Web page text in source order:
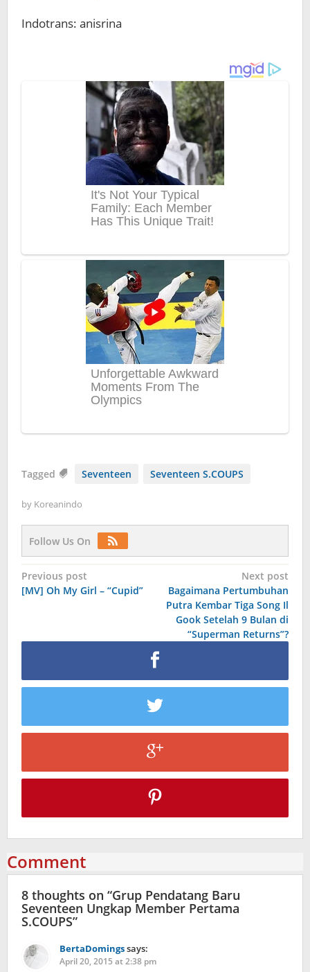
Indotrans: anisrina
Tagged Seventeen Seventeen S.COUPS
by Koreanindo
Follow Us On
Post
navigation
Previous post
[MV] Oh My Girl – “Cupid”
Next post
Bagaimana Pertumbuhan
Putra Kembar Tiga Song Il
Gook Setelah 9 Bulan di
“Superman Returns”?
Comment
8 thoughts on “Grup Pendatang Baru
Seventeen Ungkap Member Pertama
S.COUPS”
BertaDomingssays:
April 20, 2015 at 2:38 pm